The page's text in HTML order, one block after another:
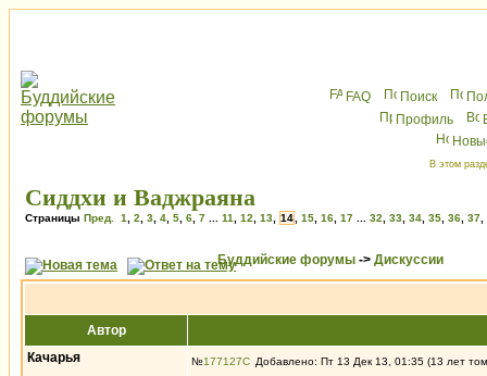
FAQ Поиск
Профиль
В этом
Сиддхи и Ваджраяна
Страницы Пред. 1 2 3 4 5 6 7 11 12 13 14 15 16 17 32 33 34 35 36 37
Буддийские форумы -> Дискуссии
Автор
Качарья
№177127 Добавлено: Пт 13 Дек 13, 01:35 (13 лет